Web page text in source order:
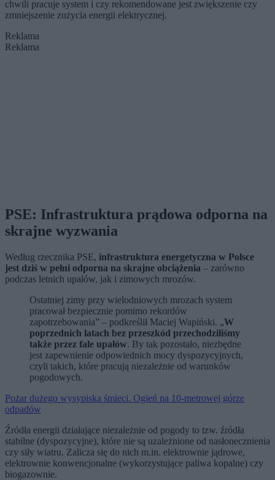
chwili pracuje system i czy rekomendowane jest zwiększenie czy
zmniejszenie zużycia energii elektrycznej.
Reklama
Reklama
PSE: Infrastruktura prądowa odporna na
skrajne wyzwania
Według rzecznika PSE, infrastruktura energetyczna w Polsce
jest dziś w pełni odporna na skrajne obciążenia – zarówno
podczas letnich upałów, jak i zimowych mrozów.
Ostatniej zimy przy wielodniowych mrozach system
pracował bezpiecznie pomimo rekordów
zapotrzebowania” – podkreślił Maciej Wapiński. „W
poprzednich latach bez przeszkód przechodziliśmy
także przez fale upałów. By tak pozostało, niezbędne
jest zapewnienie odpowiednich mocy dyspozycyjnych,
czyli takich, które pracują niezależnie od warunków
pogodowych.
Pożar dużego wysypiska śmieci. Ogień na 10-metrowej górze
odpadów
Źródła energii działające niezależnie od pogody to tzw. źródła
stabilne (dyspozycyjne), które nie są uzależnione od nasłonecznienia
czy siły wiatru. Zalicza się do nich m.in. elektrownie jądrowe,
elektrownie konwencjonalne (wykorzystujące paliwa kopalne) czy
biogazownie.